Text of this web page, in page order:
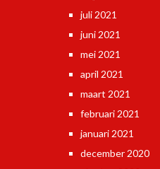
juli 2021
juni 2021
mei 2021
april 2021
maart 2021
februari 2021
januari 2021
december 2020